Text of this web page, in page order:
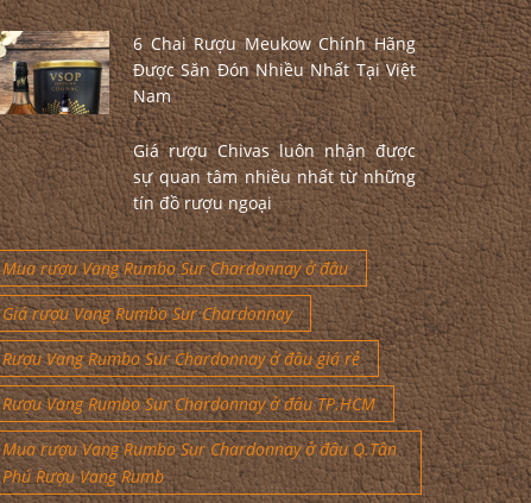
6 Chai Rượu Meukow Chính Hãng
Được Săn Đón Nhiều Nhất Tại Việt
Nam
Giá rượu Chivas luôn nhận được
sự quan tâm nhiều nhất từ những
tín đồ rượu ngoại
Mua rượu Vang Rumbo Sur Chardonnay ở đâu
Giá rượu Vang Rumbo Sur Chardonnay
Rượu Vang Rumbo Sur Chardonnay ở đâu giá rẻ
Rượu Vang Rumbo Sur Chardonnay ở đâu TP.HCM
Mua rượu Vang Rumbo Sur Chardonnay ở đâu Q.Tân
Phú Rượu Vang Rumb